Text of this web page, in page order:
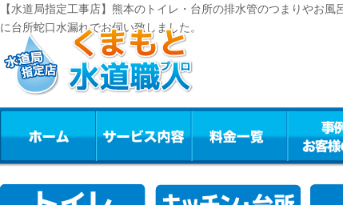
【水道局指定工事店】熊本のトイレ・台所の排水管のつまりやお
に台所蛇口水漏れでお伺い致しました。